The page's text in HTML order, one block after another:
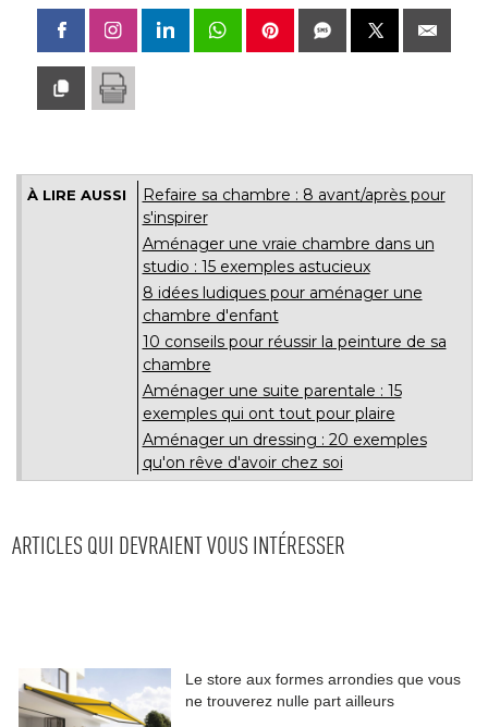
À LIRE AUSSI
Refaire sa chambre : 8 avant/après pour
s'inspirer
Aménager une vraie chambre dans un
studio : 15 exemples astucieux
8 idées ludiques pour aménager une
chambre d'enfant
10 conseils pour réussir la peinture de sa
chambre
Aménager une suite parentale : 15
exemples qui ont tout pour plaire
Aménager un dressing : 20 exemples
qu'on rêve d'avoir chez soi
ARTICLES QUI DEVRAIENT VOUS INTÉRESSER
Le store aux formes arrondies que vous
ne trouverez nulle part ailleurs